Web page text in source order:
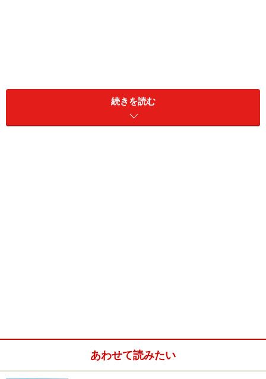
しています。その指標として、高齢者における主観的幸
福感と内的・外的統制感が挙げられます。
続きを読む
あわせて読みたい